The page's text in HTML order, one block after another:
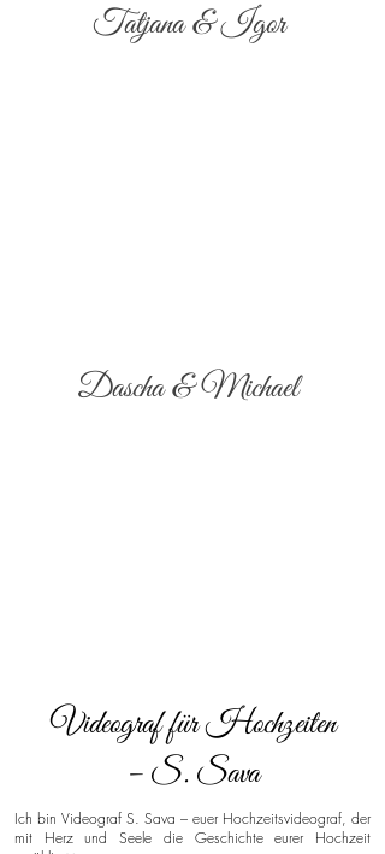
Tatjana & Igor
Dascha & Michael
Videograf für Hochzeiten
– S. Sava
Ich bin Videograf S. Sava – euer Hochzeitsvideograf, der
mit Herz und Seele die Geschichte eurer Hochzeit